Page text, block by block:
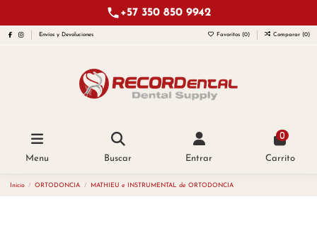
+57 350 850 9942
Envíos y Devoluciones Favoritos (0) Comparar (0)
Menu Buscar Entrar
0
Carrito
Inicio ORTODONCIA MATHIEU e INSTRUMENTAL de ORTODONCIA